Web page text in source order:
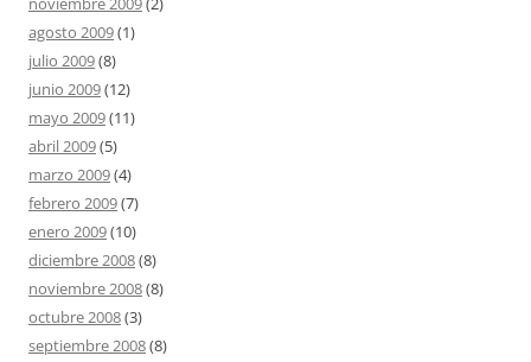
agosto 2009(1)
julio 2009(8)
junio 2009(12)
mayo 2009(11)
abril 2009(5)
marzo 2009(4)
febrero 2009(7)
enero 2009(10)
diciembre 2008(8)
noviembre 2008(8)
octubre 2008(3)
septiembre 2008(8)